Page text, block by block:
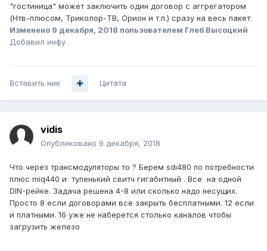
"гостиница" может заключить один договор с аггрегатором
(Нтв-плюсом, Триколор-ТВ, Орион и т.п.) сразу на весь пакет.
Изменено 9 декабря, 2018 пользователем Глеб Высоцкий
Добавил инфу
Вставить ник Цитата
vidis
Опубликовано 9 декабря, 2018
Что через трансмодуляторы то ? Берем sdi480 по потребности
плюс miq440 и тупенький свитч гигабитный . Все на одной
DIN-рейке. Задача решена 4-8 или сколько надо несущих.
Просто 8 если договорами все закрыть бесплатными. 12 если
и платными. 16 уже не наберется столько каналов чтобы
загрузить железо